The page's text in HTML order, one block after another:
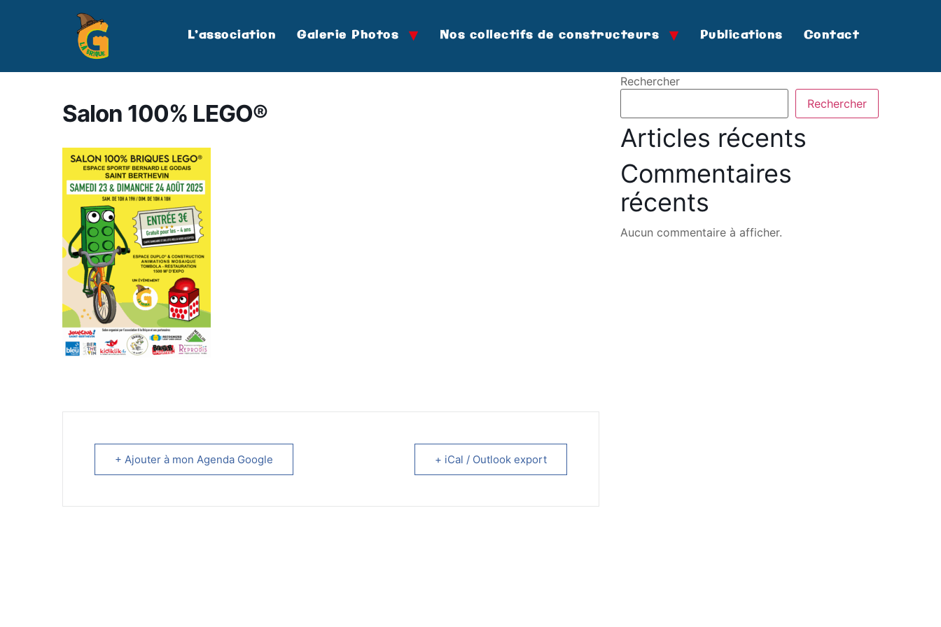
L’association Galerie Photos Nos collectifs de constructeurs Publications Contact
Salon 100% LEGO®
+ Ajouter à mon Agenda Google + iCal / Outlook export
Rechercher
Rechercher
Articles récents
Commentaires
récents
Aucun commentaire à afficher.